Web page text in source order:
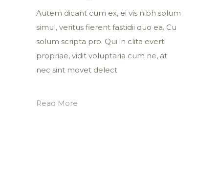
Autem dicant cum ex, ei vis nibh solum
simul, veritus fierent fastidii quo ea. Cu
solum scripta pro. Qui in clita everti
propriae, vidit voluptaria cum ne, at
nec sint movet delect
Read More